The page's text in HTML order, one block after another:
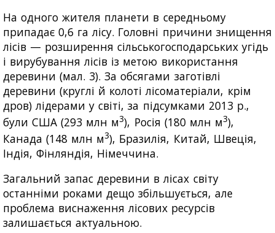
На одного жителя планети в середньому
припадає 0,6 га лісу. Головні причини знищення
лісів — розширення сільськогосподарських угідь
і вирубування лісів із метою використання
деревини (мал. 3). За обсягами заготівлі
деревини (круглі й колоті лісоматеріали, крім
дров) лідерами у світі, за підсумками 2013 р.,
були США (293 млн м3), Росія (180 млн м3),
Канада (148 млн м3), Бразилія, Китай, Швеція,
Індія, Фінляндія, Німеччина.
Загальний запас деревини в лісах світу
останніми роками дещо збільшується, але
проблема виснаження лісових ресурсів
залишається актуальною.